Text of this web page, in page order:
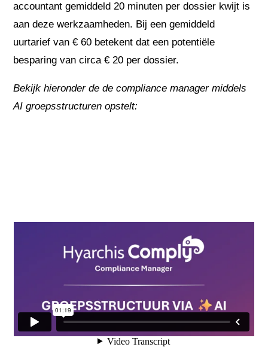
accountant gemiddeld 20 minuten per dossier kwijt is
aan deze werkzaamheden. Bij een gemiddeld
uurtarief van € 60 betekent dat een potentiële
besparing van circa € 20 per dossier.
Bekijk hieronder de de compliance manager middels
AI groepsstructuren opstelt: